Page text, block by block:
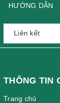
HƯỚNG DẪN
THÔNG TIN
Trang chủ